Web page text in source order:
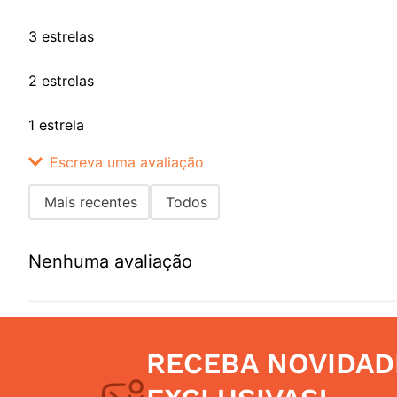
3 estrelas
2 estrelas
1 estrela
Escreva uma avaliação
Título
Seu nome
Mais recentes Todos
Nenhuma avaliação
RECEBA